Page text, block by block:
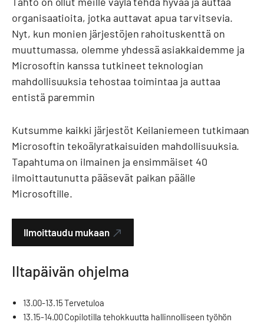
organisaatioita, jotka auttavat apua tarvitsevia.
Nyt, kun monien järjestöjen rahoituskenttä on
muuttumassa, olemme yhdessä asiakkaidemme ja
Microsoftin kanssa tutkineet teknologian
mahdollisuuksia tehostaa toimintaa ja auttaa
entistä paremmin
Kutsumme kaikki järjestöt Keilaniemeen tutkimaan
Microsoftin tekoälyratkaisuiden mahdollisuuksia.
Tapahtuma on ilmainen ja ensimmäiset 40
ilmoittautunutta pääsevät paikan päälle
Microsoftille.
Ilmoittaudu mukaan
Iltapäivän ohjelma
13.00-13.15 Tervetuloa
13.15-14.00 Copilotilla tehokkuutta hallinnolliseen työhön